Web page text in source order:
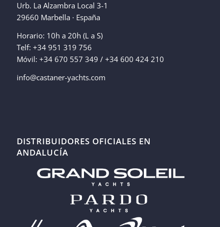
Urb. La Alzambra Local 3-1
29660 Marbella · España
Horario: 10h a 20h (L a S)
Telf: +34 951 319 756
Móvil: +34 670 557 349 / +34 600 424 210
info@castaner-yachts.com
DISTRIBUIDORES OFICIALES EN
ANDALUCÍA